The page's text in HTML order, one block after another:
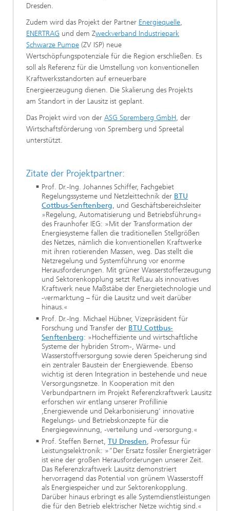
Dresden.
Zudem wird das Projekt der Partner Energiequelle,
ENERTRAG und dem Zweckverband Industriepark
Schwarze Pumpe (ZV ISP) neue
Wertschöpfungspotenziale für die Region erschließen. Es
soll als Referenz für die Umstellung von konventionellen
Kraftwerksstandorten auf erneuerbare
Energieerzeugung dienen. Die Skalierung des Projekts
am Standort in der Lausitz ist geplant.
Das Projekt wird von der ASG Spremberg GmbH, der
Wirtschaftsförderung von Spremberg und Spreetal
unterstützt.
Zitate der Projektpartner:
Prof. Dr.-Ing. Johannes Schiffer, Fachgebiet
Regelungssysteme und Netzleittechnik der BTU
Cottbus-Senftenberg, und Geschäftsbereichsleiter
»Regelung, Automatisierung und Betriebsführung«
des Fraunhofer IEG: »Mit der Transformation der
Energiesysteme fallen die traditionellen Stellgrößen
des Netzes, nämlich die konventionellen Kraftwerke
mit ihren rotierenden Massen, weg. Das stellt die
Netzregelung und Systemführung vor enorme
Herausforderungen. Mit grüner Wasserstofferzeugung
und Sektorenkopplung setzt RefLau als innovatives
Kraftwerk neue Maßstäbe der Energietechnologie und
-vermarktung – für die Lausitz und weit darüber
hinaus.«
Prof. Dr.-Ing. Michael Hübner, Vizepräsident für
Forschung und Transfer der BTU Cottbus-
Senftenberg: »Hocheffiziente und wirtschaftliche
Systeme der hybriden Strom-, Wärme- und
Wasserstoffversorgung sowie deren Speicherung sind
ein zentraler Baustein der Energiewende. Ebenso
wichtig ist deren Integration in bestehende und neue
Versorgungsnetze. In Kooperation mit den
Verbundpartnern im Projekt Referenzkraftwerk Lausitz
erforschen wir entlang unserer Profillinie
‚Energiewende und Dekarbonisierung‘ innovative
Regelungs- und Betriebskonzepte für die
Energiegewinnung, -verteilung und -versorgung.«
Prof. Steffen Bernet, TU Dresden, Professur für
Leistungselektronik: »“Der Ersatz fossiler Energieträger
ist eine der großen Herausforderungen unserer Zeit.
Das Referenzkraftwerk Lausitz demonstriert
hervorragend das Potential von grünem Wasserstoff
als Energiespeicher und zur Sektorenkopplung.
Darüber hinaus erbringt es alle Systemdienstleistungen
die für den Betrieb elektrischer Netze wichtig sind.«